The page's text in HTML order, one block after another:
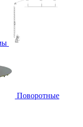
Поворотные